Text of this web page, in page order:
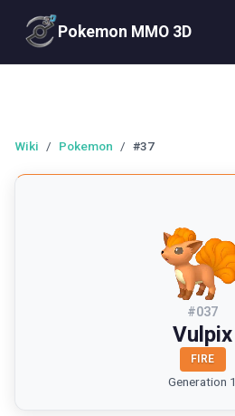
Pokemon MMO 3D
Wiki / Pokemon / #37
#037
Vulpix
FIRE
Generation 1